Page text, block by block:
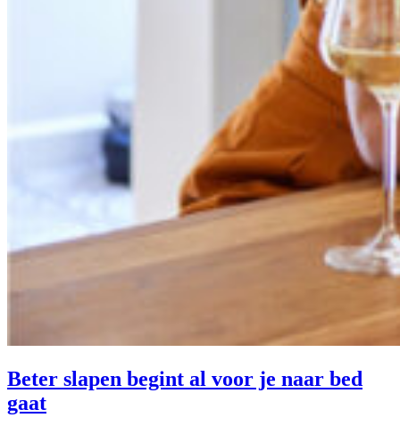
Beter slapen begint al voor je naar bed
gaat